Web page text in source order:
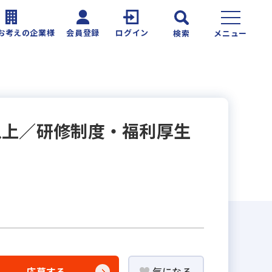
考えの企業様 会員登録 ログイン 検索 メニュー
／研修制度・福利厚生